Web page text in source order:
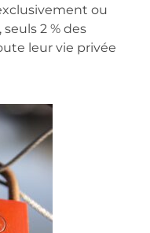
ou
2 % des
leur vie privée